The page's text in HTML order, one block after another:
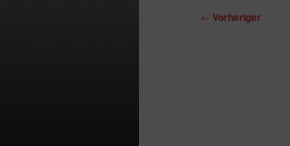
Beitragsnavigation
← Vorheriger